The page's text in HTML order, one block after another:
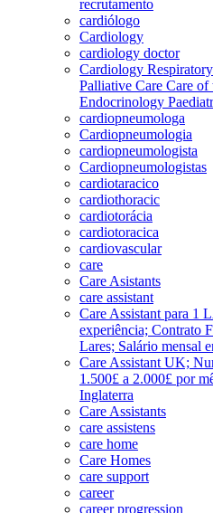
recrutamento
cardiólogo
Cardiology
cardiology doctor
Cardiology
Palliative Care Care
Endocrinology
cardiopneumologa
Cardiopneumologia
cardiopneumologista
Cardiopneumologistas
cardiotaracico
cardiothoracic
cardiotorácia
cardiotoracica
cardiovascular
care
Care Asistants
care assistant
Care Assistant para 1
experiência; Contrato
Lares; Salário mensal
Care Assistant UK;
1.500£ a 2.000£ por
Inglaterra
Care Assistants
care assistens
care home
Care Homes
care support
career
career progression